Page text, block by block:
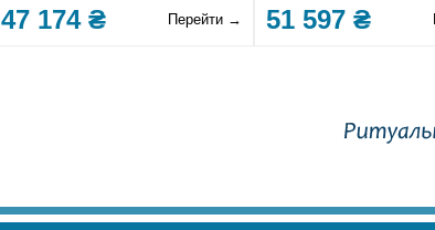
47 174 ₴ Перейти → 51 597 ₴